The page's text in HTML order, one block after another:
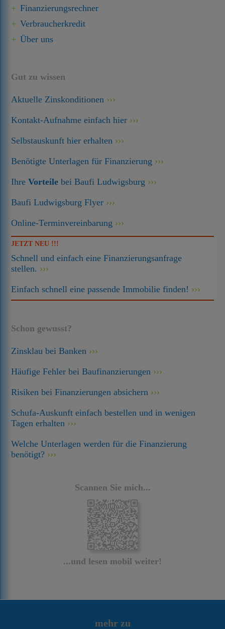
Finanzierungsrechner
Verbraucherkredit
Über uns
Gut zu wissen
Aktuelle Zinskonditionen
Kontakt-Aufnahme einfach hier
Selbstauskunft hier erhalten
Benötigte Unterlagen für Finanzierung
IhreVorteile bei Baufi Ludwigsburg
Baufi Ludwigsburg Flyer
Online-Terminvereinbarung
JETZT NEU !!!
Schnell und einfach eine Finanzierungsanfrage
stellen.
Einfach schnell eine passende Immobilie finden!
Schon gewusst?
Zinsklau bei Banken
Häufige Fehler bei Baufinanzierungen
Risiken bei Finanzierungen absichern
Schufa-Auskunft einfach bestellen und in wenigen
Tagen erhalten
Welche Unterlagen werden für die Finanzierung
benötigt?
Scannen Sie mich...
...und lesen mobil weiter!
mehr zu